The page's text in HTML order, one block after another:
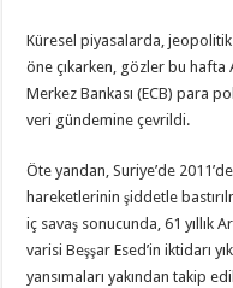
Küresel piyasalarda, jeopolitik
öne çıkarken, gözler bu hafta
Merkez Bankası (ECB) para
veri gündemine çevrildi.
Öte yandan, Suriye’de
hareketlerinin şiddetle
iç savaş sonucunda, 61 yıllık
varisi Beşşar Esed’in iktidarı
yansımaları yakından takip